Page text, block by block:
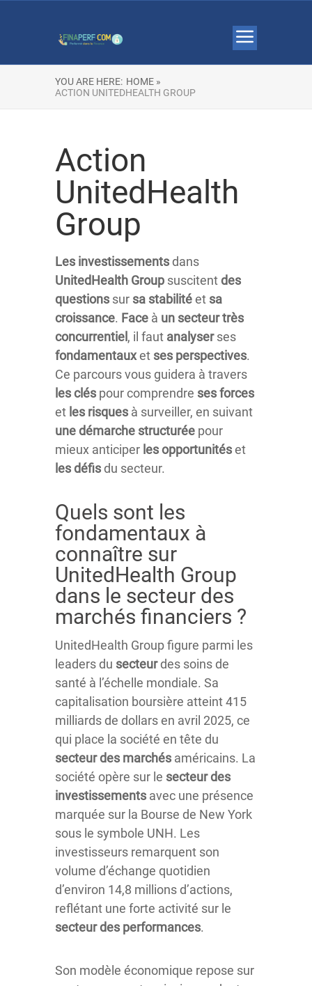
YOU ARE HERE: HOME »
ACTION UNITEDHEALTH GROUP
Action
UnitedHealth
Group
Les investissements dans
UnitedHealth Group suscitentdes
questions sur sa stabilitéet sa
croissance. Face à un secteurtrès
concurrentiel , il faut analyserses
fondamentauxet ses perspectives.
Ce parcours vous guidera à travers
les clés pour comprendre ses forces
et les risques à surveiller, en suivant
une démarche structurée pour
mieux anticiper les opportunitéset
les défis du secteur.
Quels sont les
fondamentaux à
connaître sur
UnitedHealth Group
dans le secteur des
marchés financiers ?
UnitedHealth Group figure parmi les
leaders du secteurdes soins de
santé à l’échelle mondiale. Sa
capitalisation boursière atteint 415
milliards de dollars en avril 2025, ce
qui place la société en tête du
secteur des marchés américains. La
société opère sur le secteur des
investissements avec une présence
marquée sur la Bourse de New York
sous le symbole UNH. Les
investisseurs remarquent son
volume d’échange quotidien
d’environ 14,8 millions d’actions,
reflétant une forte activité sur le
secteur des performances.
Son modèle économique repose sur